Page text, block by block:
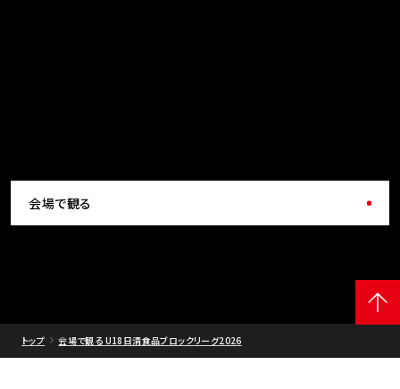
会場で観る
トップ 会場で観る U18日清食品ブロックリーグ2026